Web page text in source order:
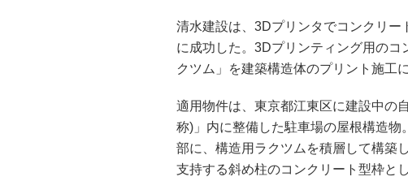
清水建設は、3Dプリンタでコンクリー
に成功した。3Dプリンティング用の
クツム」を建築構造体のプリント施工
適用物件は、東京都江東区に建設中の
称)」内に整備した駐車場の屋根構造
部に、構造用ラクツムを積層して構築
支持する斜め柱のコンクリート型枠と